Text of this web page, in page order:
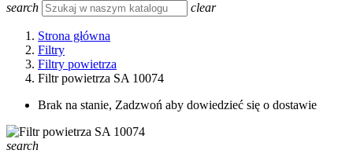
search clear
Strona główna
Filtry
Filtry powietrza
Filtr powietrza SA 10074
Brak na stanie, Zadzwoń aby dowiedzieć się o dostawie
search